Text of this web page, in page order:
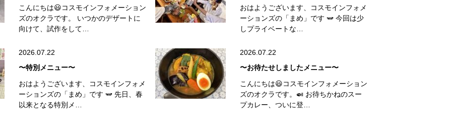
こんにちは😃コスモインフォメーション
ズのオクラです。 いつかのデザートに
向けて、試作をして…
おはようございます、コスモインフォメ
ーションズの「まめ」です 🫛 今回は少
しプライベートな…
2026.07.22
〜特別メニュー〜
おはようございます、コスモインフォメ
ーションズの「まめ」です 🫛 先日、春
以来となる特別メ…
2026.07.22
〜お待たせしましたメニュー〜
こんにちは😃コスモインフォメーション
ズのオクラです。🍛 お待ちかねのスー
プカレー、ついに登…